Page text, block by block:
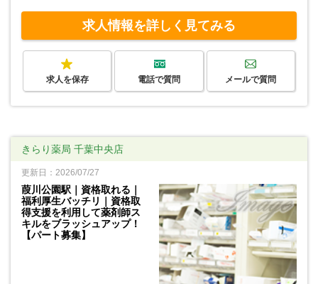
求人情報を詳しく見てみる
求人を保存 電話で質問 メールで質問
きらり薬局 千葉中央店
更新日：2026/07/27
葭川公園駅｜資格取れる｜
福利厚生バッチリ｜資格取
得支援を利用して薬剤師ス
キルをブラッシュアップ！
【パート募集】